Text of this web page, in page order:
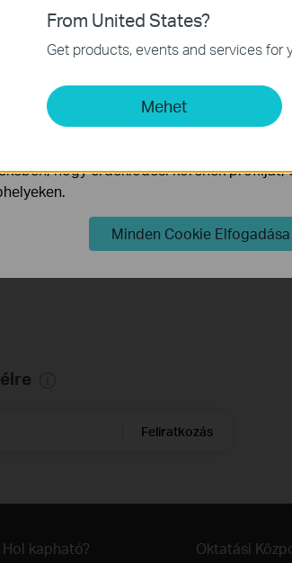
300 Mb/s vezeték nélküli N-es USB-s
ADSL2+ modem router
Feliratkozás
Hol kapható? Oktatási
From United States?
Get products, events and services for
Mehet
Cookie-k
a cookie -k a webhely működéséhez
és Elemző Cookie-k
cookie -k lehetővé teszik
hogy javítsuk és módosítsuk
partnereink a weboldalunkon
hogy érdeklődési körének
Minden Cookie Elfogadása